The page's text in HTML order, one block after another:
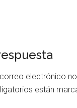
electrónico
están